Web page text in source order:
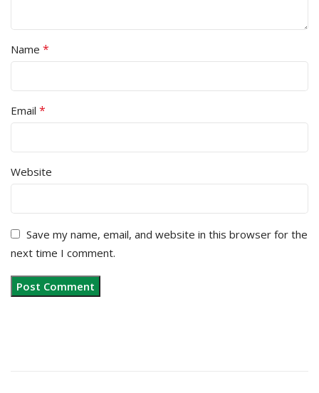
Name *
Email *
Website
Save my name, email, and website in this browser for the
next time I comment.